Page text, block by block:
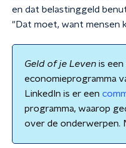
en dat belastinggeld
"Dat moet, want mensen
Geld of je Leven is een
economieprogramma
LinkedIn is er een
programma, waarop
over de onderwerpen.